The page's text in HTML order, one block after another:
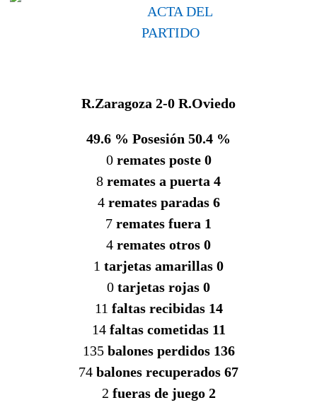
ACTA DEL
PARTIDO
R.Zaragoza 2-0 R.Oviedo
49.6 % Posesión 50.4 %
0 remates poste 0
8 remates a puerta 4
4 remates paradas 6
7 remates fuera 1
4 remates otros 0
1 tarjetas amarillas 0
0 tarjetas rojas 0
11 faltas recibidas 14
14 faltas cometidas 11
135 balones perdidos 136
74 balones recuperados 67
2 fueras de juego 2